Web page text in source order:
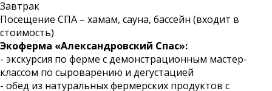
Завтрак
Посещение СПА – хамам, сауна, бассейн (входит в
стоимость)
Экоферма «Александровский Спас»:
- экскурсия по ферме с демонстрационным мастер-
классом по сыроварению и дегустацией
- обед из натуральных фермерских продуктов с